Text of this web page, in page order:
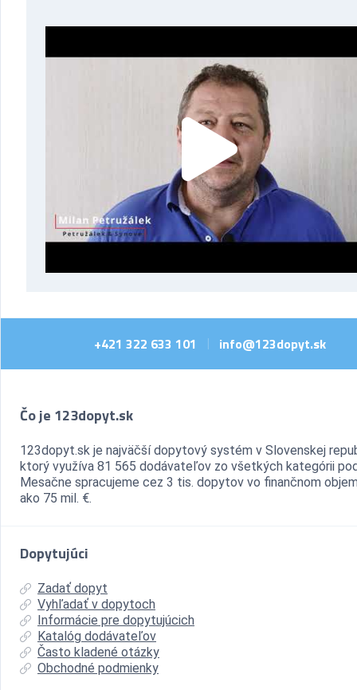
+421 322 633 101 info@123dopyt.sk
Čo je 123dopyt.sk
123dopyt.sk je najväčší dopytový systém v Slovenskej
ktorý využíva 81 565 dodávateľov zo všetkých kategórii
Mesačne spracujeme cez 3 tis. dopytov vo finančnom
ako 75 mil. €.
Dopytujúci
Zadať dopyt
Vyhľadať v dopytoch
Informácie pre dopytujúcich
Katalóg dodávateľov
Často kladené otázky
Obchodné podmienky